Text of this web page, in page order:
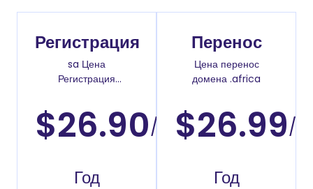
Регистрация
sa Цена
Регистрация
$26.90/
Год
Перенос
Цена перенос
домена .africa
$26.99/
Год